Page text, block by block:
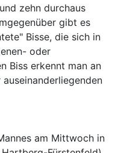
zehn durchaus
gibt es
Bisse, die sich in
oder
Biss erkennt man an
am Mittwoch in